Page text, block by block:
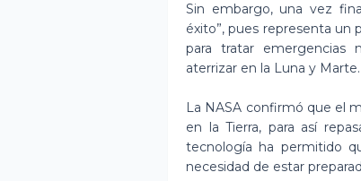
Sin embargo, una vez
éxito”, pues representa un
para tratar emergencias
aterrizar en la Luna y Marte.
La NASA confirmó que el
en la Tierra, para así
tecnología ha permitido
necesidad de estar